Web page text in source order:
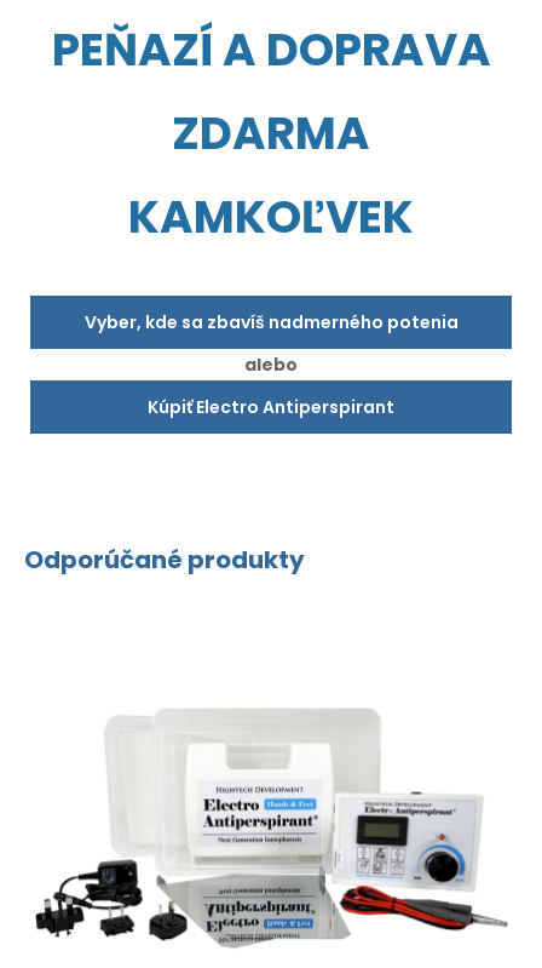
PEŇAZÍ A DOPRAVA
ZDARMA
KAMKOĽVEK
Vyber, kde sa zbavíš nadmerného potenia
alebo
Kúpiť Electro Antiperspirant
Odporúčané produkty